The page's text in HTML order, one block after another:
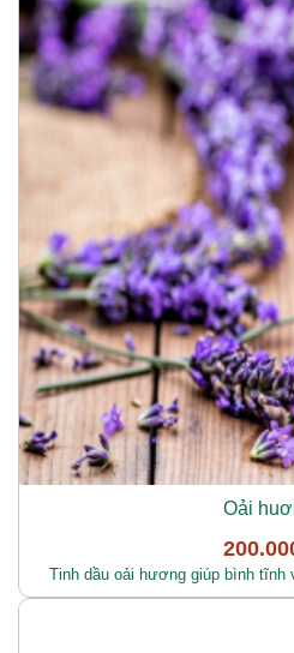
Oải
Tinh dầu oải hương giúp bình tĩnh